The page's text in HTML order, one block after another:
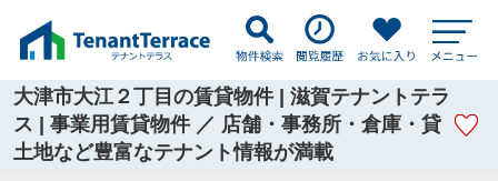
大津市大江２丁目の賃貸物件 | 滋賀テナントテラ
ス | 事業用賃貸物件 ／ 店舗・事務所・倉庫・貸
土地など豊富なテナント情報が満載